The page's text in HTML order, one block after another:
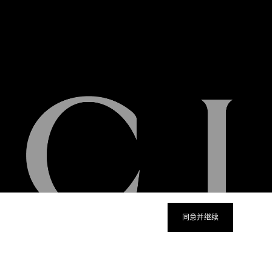
同意并继续